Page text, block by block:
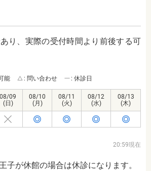
り、実際の受付時間より前後する可
能 : 問い合わせ : 休診日
08/09
(日)
08/10
(月)
08/11
(火)
08/12
(水)
08/13
(木)
20:59現在
子が休館の場合は休診になります。